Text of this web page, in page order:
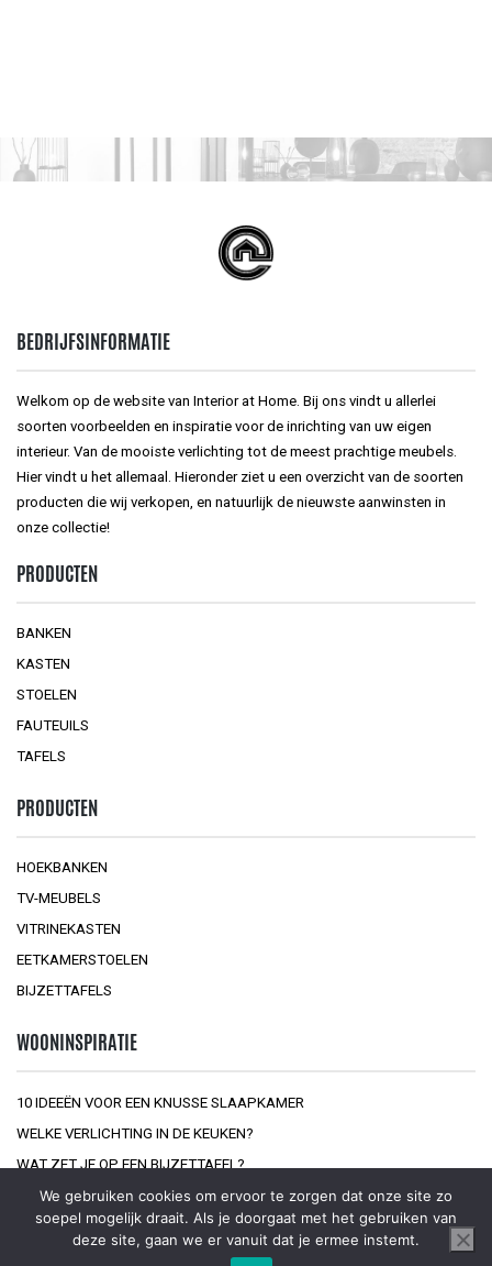
BEDRIJFSINFORMATIE
Welkom op de website van Interior at Home. Bij ons vindt u allerlei
soorten voorbeelden en inspiratie voor de inrichting van uw eigen
interieur. Van de mooiste verlichting tot de meest prachtige meubels.
Hier vindt u het allemaal. Hieronder ziet u een overzicht van de soorten
producten die wij verkopen, en natuurlijk de nieuwste aanwinsten in
onze collectie!
PRODUCTEN
BANKEN
KASTEN
STOELEN
FAUTEUILS
TAFELS
PRODUCTEN
HOEKBANKEN
TV-MEUBELS
VITRINEKASTEN
EETKAMERSTOELEN
BIJZETTAFELS
WOONINSPIRATIE
10 IDEEËN VOOR EEN KNUSSE SLAAPKAMER
WELKE VERLICHTING IN DE KEUKEN?
WAT ZET JE OP EEN BIJZETTAFEL?
We gebruiken cookies om ervoor te zorgen dat onze site zo
soepel mogelijk draait. Als je doorgaat met het gebruiken van
deze site, gaan we er vanuit dat je ermee instemt.